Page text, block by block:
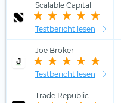
Scalable Capital
Testbericht lesen
Joe Broker
Testbericht lesen
Trade Republic